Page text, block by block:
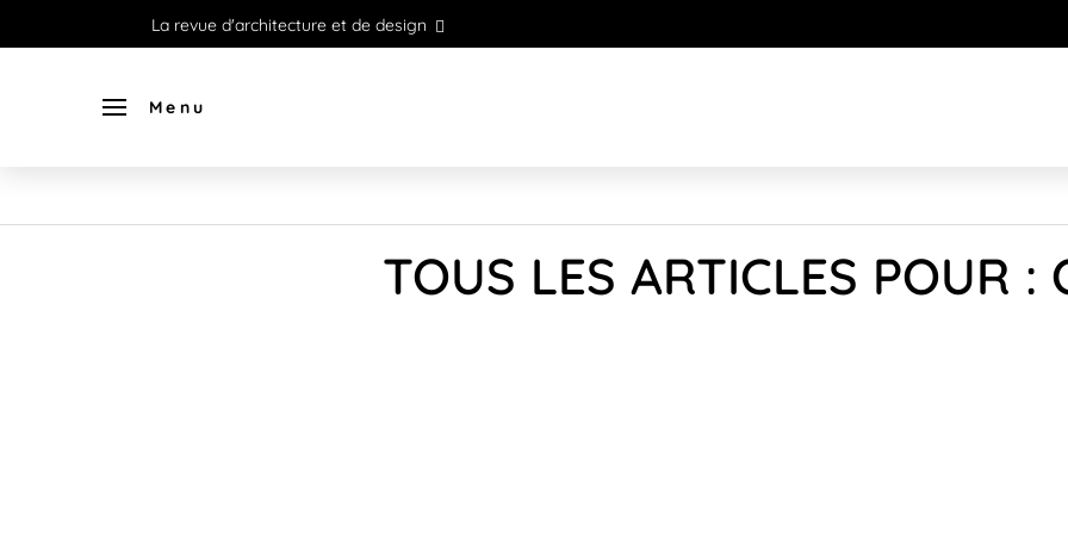
La revue d'architecture et de design
Menu
TOUS LES ARTICLES POUR :